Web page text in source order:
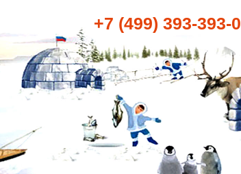
+7 (499) 393-393-0